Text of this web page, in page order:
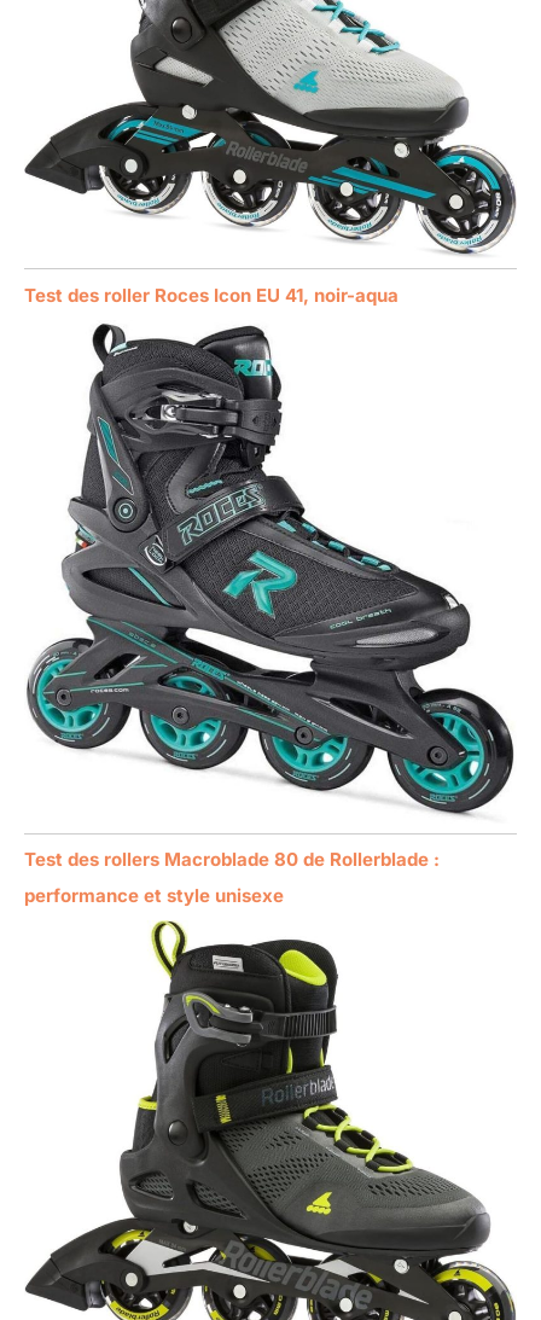
Test des roller Roces Icon EU 41, noir-aqua
Test des rollers Macroblade 80 de Rollerblade :
performance et style unisexe